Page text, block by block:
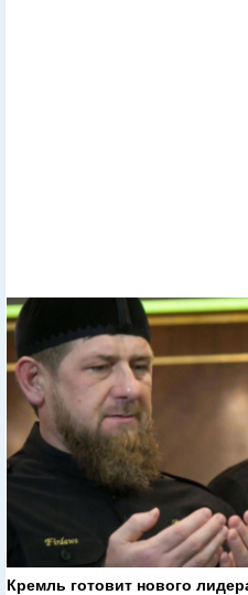
Кремль готовит нового